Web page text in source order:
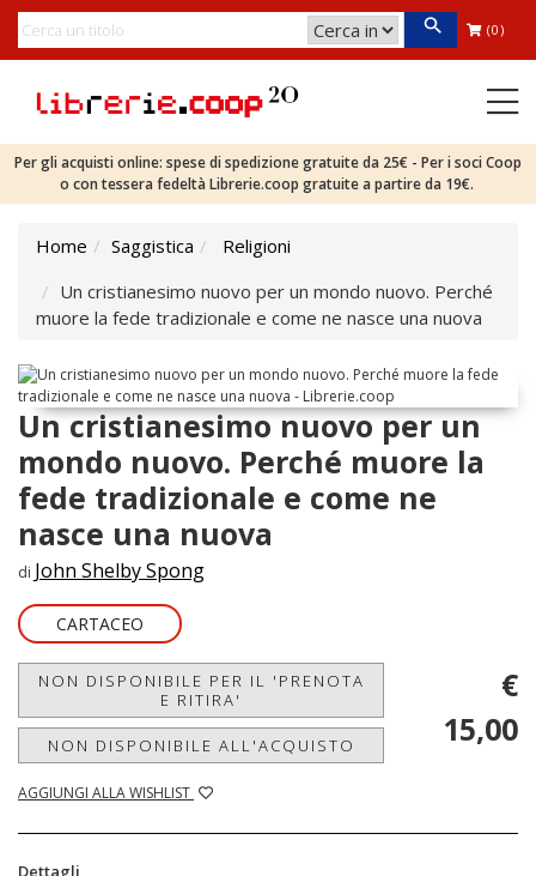
(0)
Per gli acquisti online: spese di spedizione gratuite da 25€ - Per i soci Coop
o con tessera fedeltà Librerie.coop gratuite a partire da 19€.
Home Saggistica
Religioni
Un cristianesimo nuovo per un mondo nuovo. Perché
muore la fede tradizionale e come ne nasce una nuova
Un cristianesimo nuovo per un
mondo nuovo. Perché muore la
fede tradizionale e come ne
nasce una nuova
di John Shelby Spong
CARTACEO
NON DISPONIBILE PER IL 'PRENOTA
E RITIRA'
NON DISPONIBILE ALL'ACQUISTO
AGGIUNGI ALLA WISHLIST
€
15,00
Dettagli